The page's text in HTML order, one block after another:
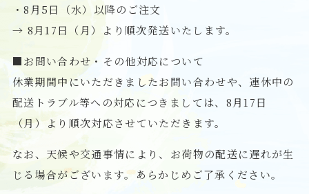
・8月5日（水）以降のご注文
→ 8月17日（月）より順次発送いたします。
■お問い合わせ・その他対応について
休業期間中にいただきましたお問い合わせや、連休中の
配送トラブル等への対応につきましては、8月17日
（月）より順次対応させていただきます。
なお、天候や交通事情により、お荷物の配送に遅れが生
じる場合がございます。あらかじめご了承ください。